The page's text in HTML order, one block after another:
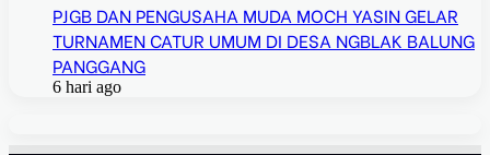
PJGB DAN PENGUSAHA MUDA MOCH YASIN GELAR
TURNAMEN CATUR UMUM DI DESA NGBLAK BALUNG
PANGGANG
6 hari ago